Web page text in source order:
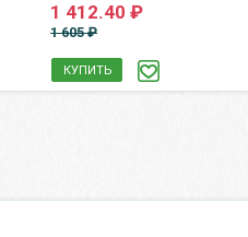
1 412.40 ₽
1 605 ₽
КУПИТЬ